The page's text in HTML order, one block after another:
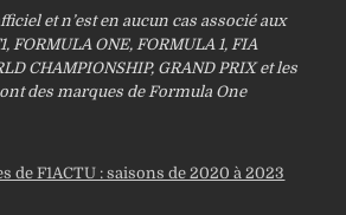
et n’est en aucun cas associé aux
FORMULA ONE, FORMULA 1, FIA
CHAMPIONSHIP, GRAND PRIX et les
des marques de Formula One
de F1ACTU : saisons de 2020 à 2023